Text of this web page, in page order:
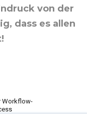
von der
dass es allen
Workflow-